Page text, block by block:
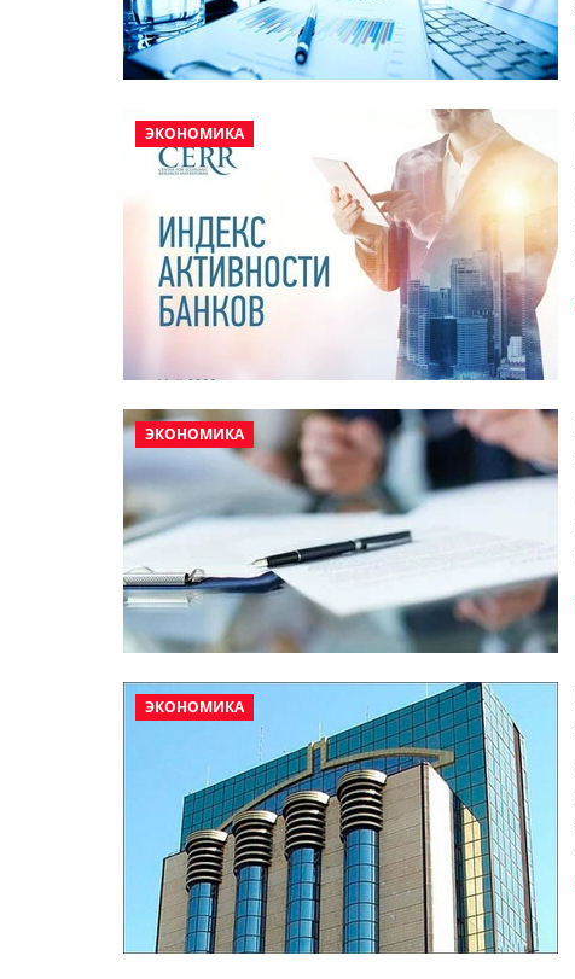
ЭКОНОМИКА
ЭКОНОМИКА
ЭКОНОМИКА